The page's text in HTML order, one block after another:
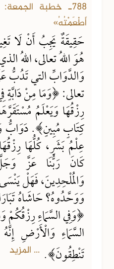
788ـ خطبة
أَطْعَمْتُهُ»
حَقِيقَةٌ يَجِبُ أَنْ لَا
هُوَ اللهُ تعالى، اللهُ
وَالدَّوَابِّ التي تَدُبُّ
تعالى: ﴿وَمَا مِنْ دَابَّةٍ
رِزْقُهَا وَيَعْلَمُ
كِتَابٍ مُبِينٍ﴾. دَوَابُّ
عِلْمُ بَشَرٍ، كُلُّهَا
كَانَ رَبُّنَا عَزَّ
وَالمُلْحِدِينَ، فَهَلْ
وَوَحَّدُوهُ؟ حَاشَاهُ
﴿وَفِي السَّمَاءِ
السَّمَاءِ وَالْأَرْضِ
تَنْطِقُونَ﴾. ... المزيد